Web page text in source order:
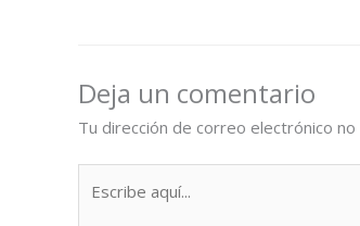
Deja un comentario
Tu dirección de correo electrónico no
aquí...